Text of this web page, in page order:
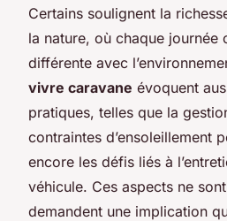
Certains soulignent la
la nature, où chaque journée
différente avec
vivre caravane évoquent
pratiques, telles que la
contraintes d’ensoleillement
encore les défis liés à
véhicule. Ces aspects ne
demandent une implication